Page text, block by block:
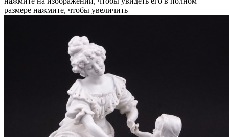
размере нажмите, чтобы увеличить